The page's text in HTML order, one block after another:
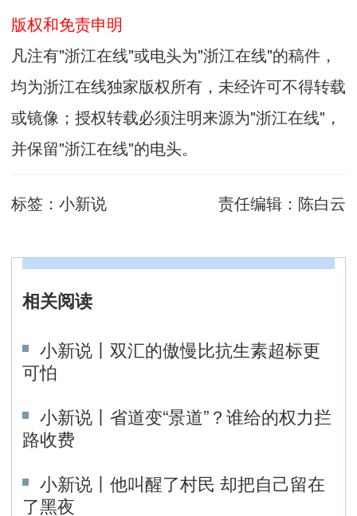
版权和免责申明
凡注有"浙江在线"或电头为"浙江在线"的稿件，
均为浙江在线独家版权所有，未经许可不得转载
或镜像；授权转载必须注明来源为"浙江在线"，
并保留"浙江在线"的电头。
标签： 小新说 责任编辑： 陈白云
相关阅读
小新说丨双汇的傲慢比抗生素超标更
可怕
小新说丨省道变“景道”？谁给的权力拦
路收费
小新说丨他叫醒了村民 却把自己留在
了黑夜